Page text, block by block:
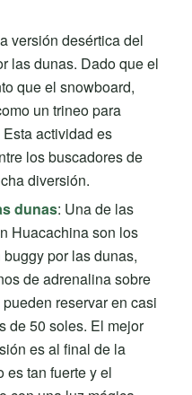
versión desértica del
las dunas. Dado que el
que el snowboard,
un trineo para
actividad es
los buscadores de
diversión.
dunas: Una de las
Huacachina son los
por las dunas,
de adrenalina sobre
reservar en casi
de 50 soles. El mejor
es al final de la
es tan fuerte y el